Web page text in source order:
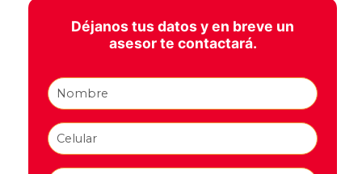
Déjanos tus datos y en breve un
asesor te contactará.